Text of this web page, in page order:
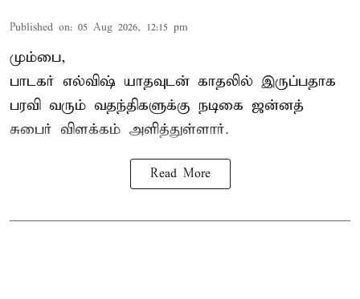
Published on: 05 Aug 2026, 12:15 pm
மும்பை,
பாடகர் எல்விஷ் யாதவுடன் காதலில் இருப்பதாக
பரவி வரும் வதந்திகளுக்கு நடிகை ஜன்னத்
சுபைர் விளக்கம் அளித்துள்ளார்.
Read More